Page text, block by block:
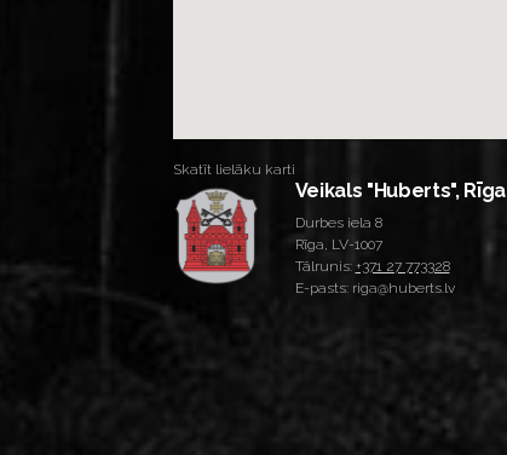
Skatīt lielāku karti
Veikals "Huberts", Rīga
Durbes iela 8
Rīga, LV-1007
Tālrunis: +371 27 773328
E-pasts: riga@huberts.lv